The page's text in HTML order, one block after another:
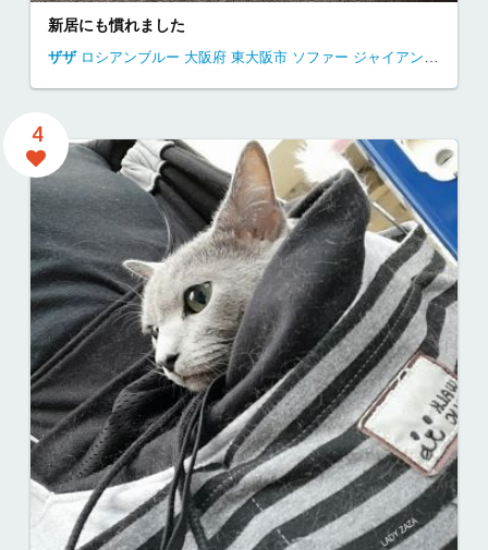
新居にも慣れました
ザザ ロシアンブルー 大阪府 東大阪市 ソファー ジャイアン 昼寝
4